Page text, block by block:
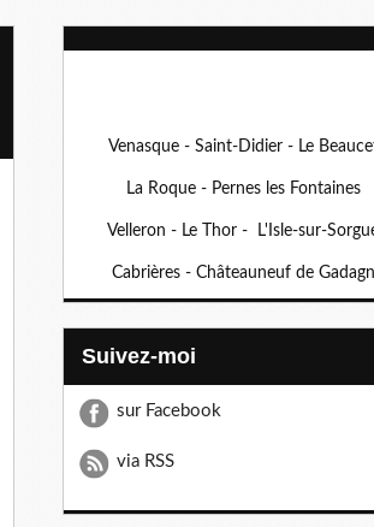
Venasque - Saint-Didier - Le
La Roque - Pernes les Fontaines
Velleron - Le Thor - L'Isle-sur-
Cabrières - Châteauneuf de
Suivez-moi
sur Facebook
via RSS